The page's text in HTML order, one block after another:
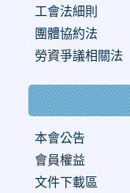
工會法細則
團體協約法
勞資爭議相關法
本會公告
會員權益
文件下載區